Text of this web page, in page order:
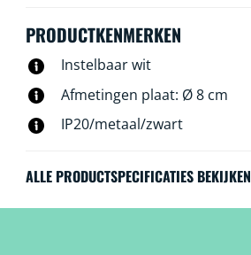
PRODUCTKENMERKEN
Instelbaar wit
Afmetingen plaat: Ø 8 cm
IP20/metaal/zwart
ALLE PRODUCTSPECIFICATIES BEKIJKEN